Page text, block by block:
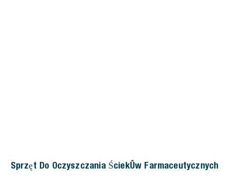
Sprzęt Do Oczyszczania Ścieków Farmaceutycznych